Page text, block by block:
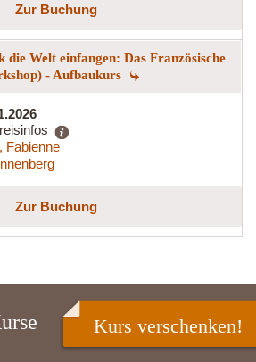
Zur Buchung
die Welt einfangen: Das Französische
- Aufbaukurs
Fabienne
Zur Buchung
Kurs verschenken!